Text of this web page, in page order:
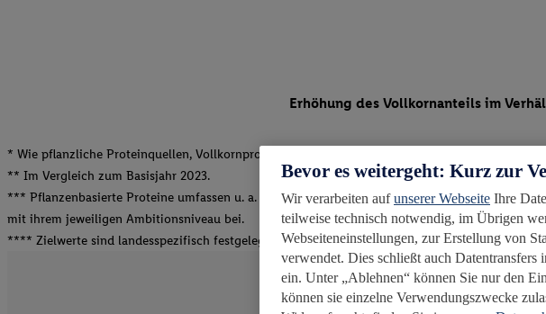
Erhöhung des
* Wie pflanzliche Proteinquellen, Vollkornprodukte sowie Obst und Gemüse.
** Im Vergleich zum Basisjahr 2023.
*** Pflanzenbasierte Proteine umfassen u. a. Hülsenfrüchte, Nüsse und Samen sowie vegane
mit ihrem jeweiligen Ambitionsniveau bei.
**** Zielwerte sind landesspezifisch festgelegt.
Bevor es weitergeht: Kurz zur
Wir verarbeiten aufunserer Webseite Ihre
teilweise technisch notwendig, im Übrigen
Webseiteneinstellungen, zur Erstellung von
verwendet. Dies schließt auch Datentransfers
ein. Unter „Ablehnen“ können Sie nur den
können sie einzelne Verwendungszwecke